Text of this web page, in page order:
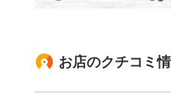
お店のクチコミ